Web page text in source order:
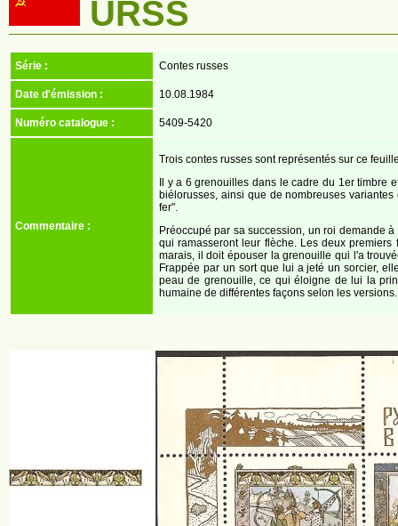
URSS
Série : Contes russes
Date d'émission : 10.08.1984
Numéro catalogue : 5409-5420
Commentaire :
Trois contes russes sont représentés sur ce
Il y a 6 grenouilles dans le cadre du 1er timbre
biélorusses, ainsi que de nombreuses
fer".
Préoccupé par sa succession, un roi demande
qui ramasseront leur flèche. Les deux
marais, il doit épouser la grenouille qui l'a
Frappée par un sort que lui a jeté un sorcier,
peau de grenouille, ce qui éloigne de lui la
humaine de différentes façons selon les versions.